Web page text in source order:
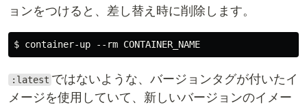
ョンをつけると、差し替え時に削除します。
:latest ではないような、バージョンタグが付いたイ
メージを使用していて、新しいバージョンのイメー